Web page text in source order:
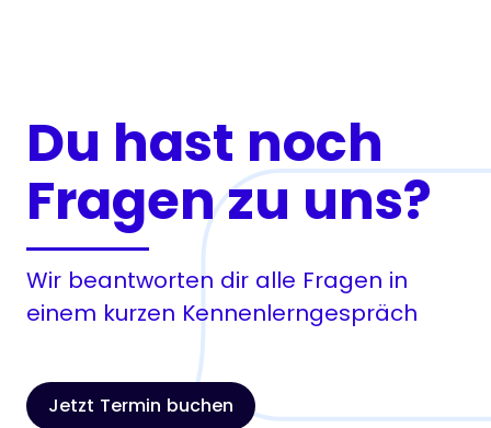
Du hast noch
Fragen zu uns?
Wir beantworten dir alle Fragen in
einem kurzen Kennenlerngespräch
Jetzt Termin buchen